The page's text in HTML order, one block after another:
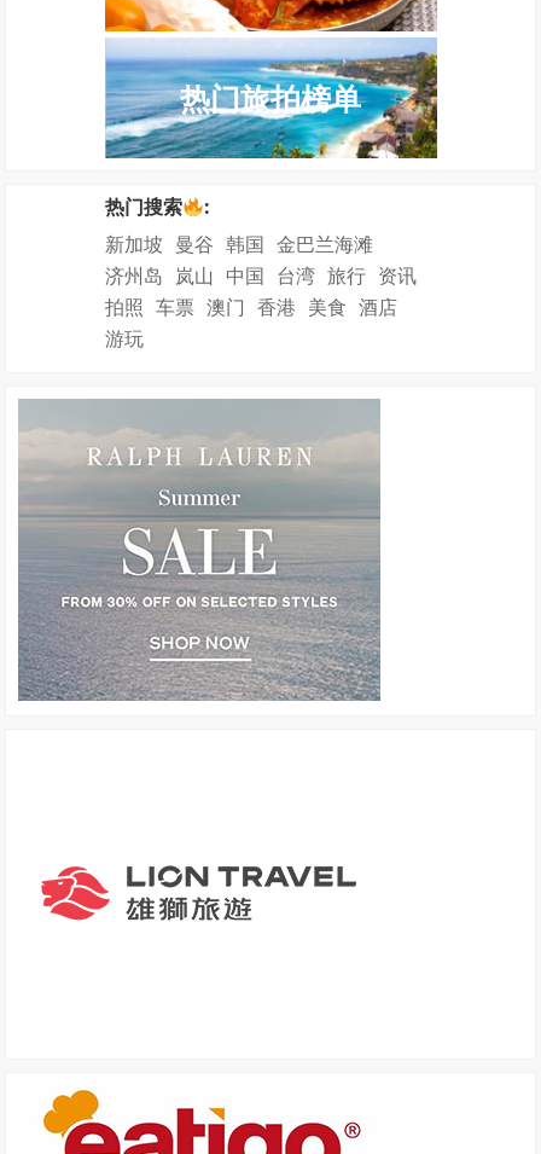
热门旅拍榜单
热门搜索
:
新加坡 曼谷 韩国 金巴兰海滩
济州岛 岚山 中国 台湾 旅行 资讯
拍照 车票 澳门 香港 美食 酒店
游玩